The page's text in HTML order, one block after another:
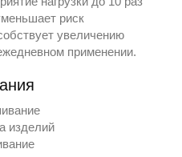
риск
увеличению
применении.
изделий